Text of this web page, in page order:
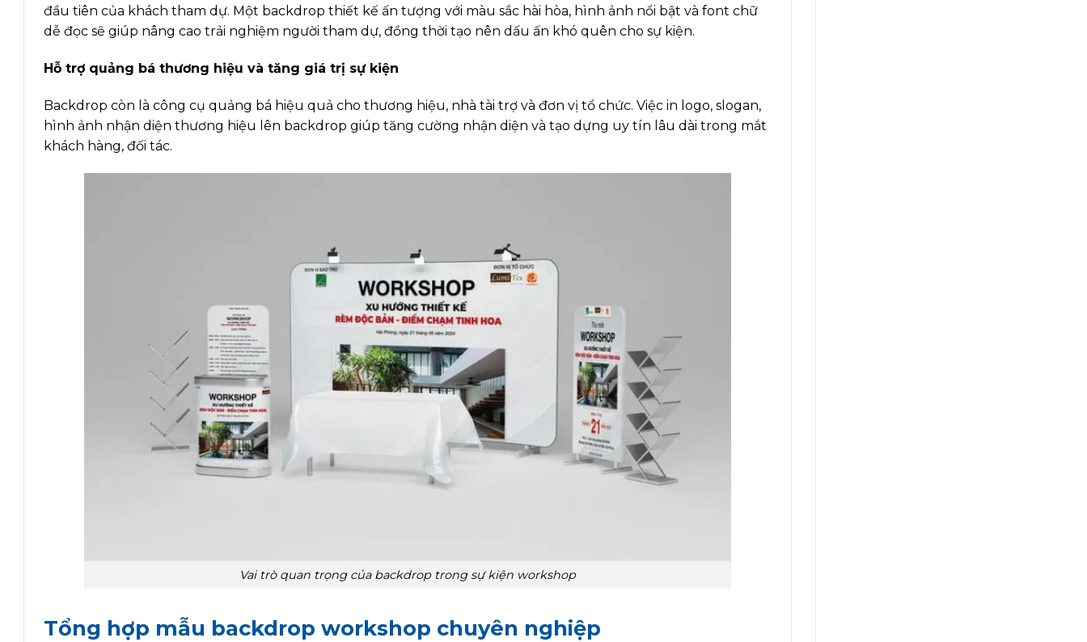
đầu tiên của khách tham dự. Một backdrop thiết kế ấn tượng với màu sắc hài hòa, hình ảnh nổi bật và font chữ
dễ đọc sẽ giúp nâng cao trải nghiệm người tham dự, đồng thời tạo nên dấu ấn khó quên cho sự kiện.
Hỗ trợ quảng bá thương hiệu và tăng giá trị sự kiện
Backdrop còn là công cụ quảng bá hiệu quả cho thương hiệu, nhà tài trợ và đơn vị tổ chức. Việc in logo, slogan,
hình ảnh nhận diện thương hiệu lên backdrop giúp tăng cường nhận diện và tạo dựng uy tín lâu dài trong mắt
khách hàng, đối tác.
Vai trò quan trọng của backdrop trong sự kiện workshop
Tổng hợp mẫu backdrop workshop chuyên nghiệp